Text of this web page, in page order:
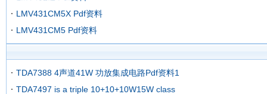
LMV431CM5X Pdf资料
LMV431CM5 Pdf资料
TDA7388 4声道41W 功放集成电路Pdf资料1
TDA7497 is a triple 10+10+10W15W class